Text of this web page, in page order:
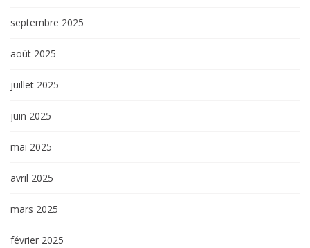
septembre 2025
août 2025
juillet 2025
juin 2025
mai 2025
avril 2025
mars 2025
février 2025